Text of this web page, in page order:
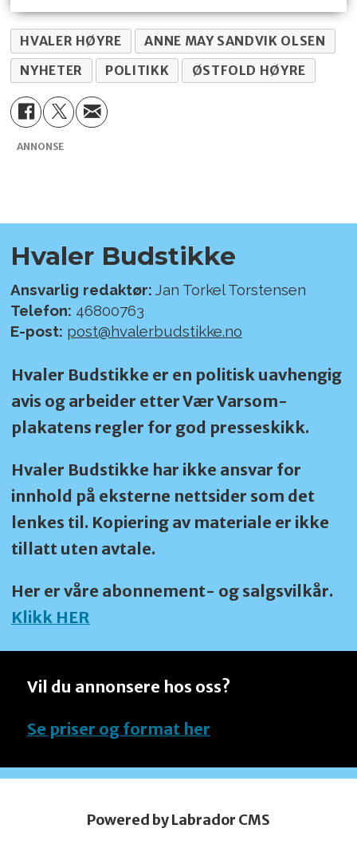
HVALER HØYRE
ANNE MAY SANDVIK OLSEN
NYHETER
POLITIKK ØSTFOLD HØYRE
ANNONSE
Hvaler Budstikke
Ansvarlig redaktør: Jan Torkel Torstensen
Telefon: 46800763
E-post: post@hvalerbudstikke.no
Hvaler Budstikke er en politisk uavhengig
avis og arbeider etter Vær Varsom-
plakatens regler for god presseskikk.
Hvaler Budstikke har ikke ansvar for
innhold på eksterne nettsider som det
lenkes til. Kopiering av materiale er ikke
tillatt uten avtale.
Her er våre abonnement- og salgsvilkår.
Klikk HER
Vil du annonsere hos oss?
Se priser og format her
Powered by Labrador CMS